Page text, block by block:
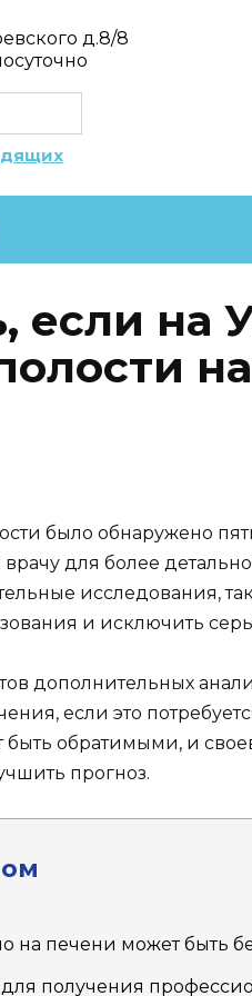
д.8/8
если на
было обнаружено
врачу для более
исследования,
и исключить
дополнительных
если это
быть обратимыми, и
прогноз.
на печени может быть
получения